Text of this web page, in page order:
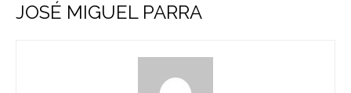
JOSÉ MIGUEL PARRA